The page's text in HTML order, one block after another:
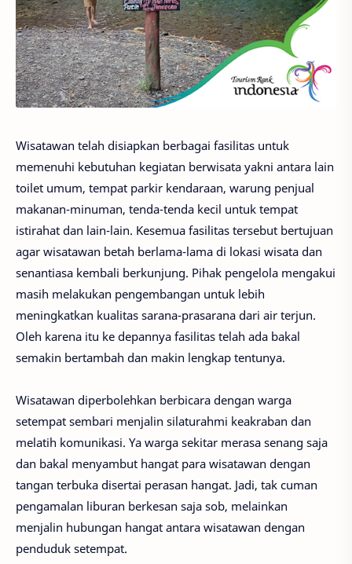
Wisatawan telah disiapkan berbagai fasilitas untuk
memenuhi kebutuhan kegiatan berwisata yakni antara lain
toilet umum, tempat parkir kendaraan, warung penjual
makanan-minuman, tenda-tenda kecil untuk tempat
istirahat dan lain-lain. Kesemua fasilitas tersebut bertujuan
agar wisatawan betah berlama-lama di lokasi wisata dan
senantiasa kembali berkunjung. Pihak pengelola mengakui
masih melakukan pengembangan untuk lebih
meningkatkan kualitas sarana-prasarana dari air terjun.
Oleh karena itu ke depannya fasilitas telah ada bakal
semakin bertambah dan makin lengkap tentunya.
Wisatawan diperbolehkan berbicara dengan warga
setempat sembari menjalin silaturahmi keakraban dan
melatih komunikasi. Ya warga sekitar merasa senang saja
dan bakal menyambut hangat para wisatawan dengan
tangan terbuka disertai perasan hangat. Jadi, tak cuman
pengamalan liburan berkesan saja sob, melainkan
menjalin hubungan hangat antara wisatawan dengan
penduduk setempat.